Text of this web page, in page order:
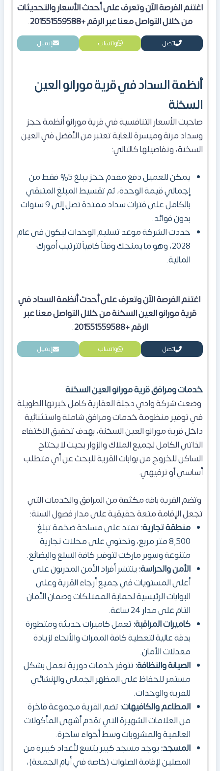
اغتنم الفرصة الآن وتعرف على أحدث الأسعار والتحديثات
من خلال التواصل معنا عبر الرقم +201551559588
.
اتصل واتساب إيميل
أنظمة السداد في قرية مورانو العين
السخنة
صاحبت الأسعار التنافسية في قرية مورانو أنظمة حجز
وسداد مرنة وميسرة للغاية تعتبر من الأفضل في العين
السخنة، وتفاصيلها كالتالي:
يمكن للعميل دفع مقدم حجز يبلغ 5% فقط من
إجمالي قيمة الوحدة، ثم تقسيط المبلغ المتبقي
بالكامل على فترات سداد ممتدة تصل إلى 9 سنوات
بدون فوائد.
حددت الشركة موعد تسليم الوحدات ليكون في عام
2028، وهو ما يمنحك وقتاً كافياً لترتيب أمورك
المالية.
اغتنم الفرصة الآن وتعرف على أحدث أنظمة السداد في
قرية مورانو العين السخنة من خلال التواصل معنا عبر
الرقم +201551559588
.
اتصل واتساب إيميل
خدمات ومرافق قرية مورانو العين السخنة
وضعت شركة وادي دجلة العقارية كامل خبرتها الطويلة
في توفير منظومة خدمات ومرافق شاملة واستثنائية
داخل قرية مورانو العين السخنة، بهدف تحقيق الاكتفاء
الذاتي الكامل لجميع الملاك والزوار بحيث لا يحتاج
الساكن للخروج من بوابات القرية للبحث عن أي متطلب
أساسي أو ترفيهي.
وتضم القرية باقة مكثفة من المرافق والخدمات التي
تجعل الإقامة متعة حقيقية على مدار فصول السنة:
منطقة تجارية:تمتد على مساحة ضخمة تبلغ
8,500 متر مربع، وتحتوي على محلات تجارية
متنوعة وسوبر ماركت لتوفير كافة السلع والبضائع.
الأمن والحراسة:ينتشر أفراد الأمن المدربون على
أعلى المستويات في جميع أرجاء القرية وعلى
البوابات الرئيسية لحماية الممتلكات وضمان الأمان
التام على مدار 24 ساعة.
كاميرات المراقبة:تعمل كاميرات حديثة ومتطورة
بدقة عالية لتغطية كافة الممرات والأنحاء لزيادة
معدلات الأمان.
الصيانة والنظافة:تتوفر خدمات دورية تعمل بشكل
مستمر للحفاظ على المظهر الجمالي والإنشائي
للقرية والوحدات.
المطاعم والكافيهات:تضم القرية مجموعة فاخرة
من العلامات الشهيرة التي تقدم أشهى المأكولات
العالمية والمشروبات وسط أجواء ساحرة.
المسجد:يوجد مسجد كبير يتسع لأعداد كبيرة من
المصلين لإقامة الصلوات (خاصة في أيام الجمعة)،